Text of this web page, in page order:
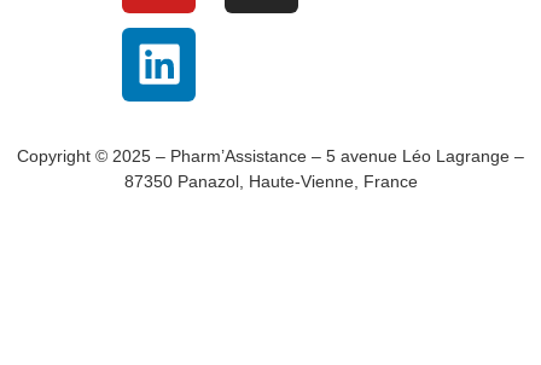
Copyright © 2025 – Pharm’Assistance – 5 avenue Léo Lagrange –
87350 Panazol, Haute-Vienne, France